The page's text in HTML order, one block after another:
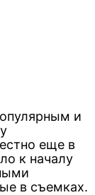
и
еще в
к началу
в съемках.